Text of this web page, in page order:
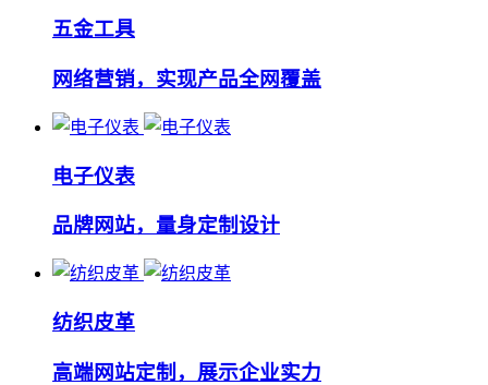
五金工具
网络营销，实现产品全网覆盖
电子仪表
品牌网站，量身定制设计
纺织皮革
高端网站定制，展示企业实力